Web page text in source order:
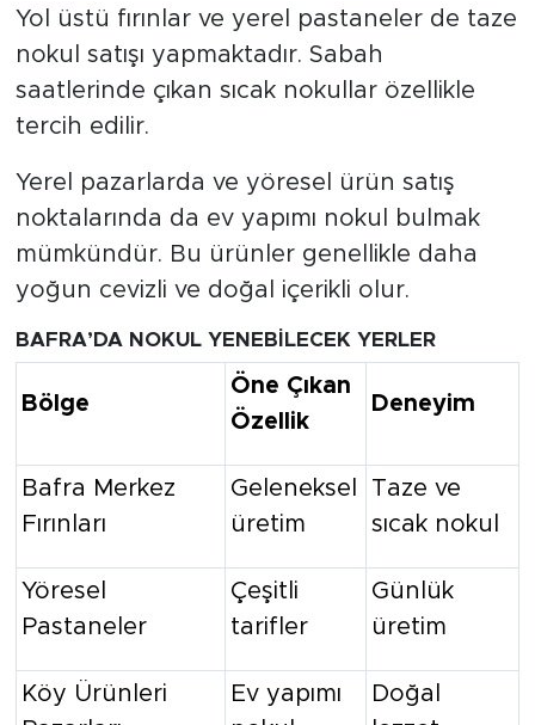
Yol üstü fırınlar ve yerel pastaneler de taze
nokul satışı yapmaktadır. Sabah
saatlerinde çıkan sıcak nokullar özellikle
tercih edilir.
Yerel pazarlarda ve yöresel ürün satış
noktalarında da ev yapımı nokul bulmak
mümkündür. Bu ürünler genellikle daha
yoğun cevizli ve doğal içerikli olur.
BAFRA’DA NOKUL YENEBİLECEK YERLER
Bölge
Öne Çıkan
Özellik
Deneyim
Bafra Merkez
Fırınları
Geleneksel
üretim
Taze ve
sıcak nokul
Yöresel
Pastaneler
Çeşitli
tarifler
Günlük
üretim
Köy Ürünleri
Ev yapımı
Doğal